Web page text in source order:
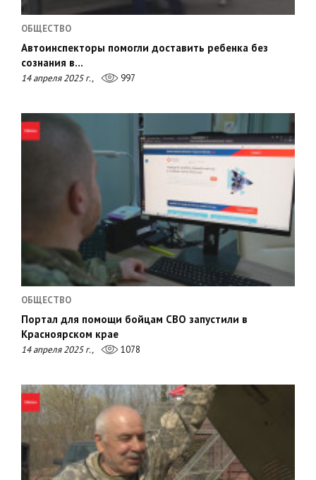
ОБЩЕСТВО
Автоинспекторы помогли доставить ребенка без
сознания в…
14 апреля 2025 г., 997
ОБЩЕСТВО
Портал для помощи бойцам СВО запустили в
Красноярском крае
14 апреля 2025 г., 1078